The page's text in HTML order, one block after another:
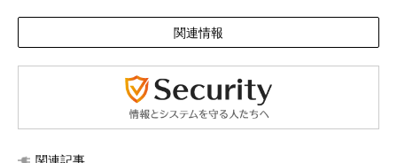
関連情報
関連記事